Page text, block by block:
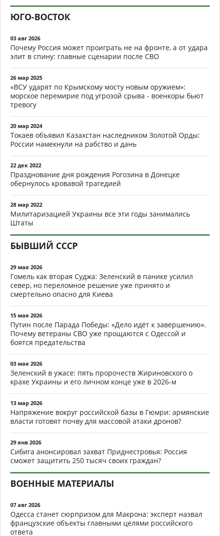
ЮГО-ВОСТОК
03 авг 2026
Почему Россия может проиграть не на фронте, а от удара
элит в спину: главные сценарии после СВО
26 мар 2025
«ВСУ ударят по Крымскому мосту новым оружием»:
морское перемирие под угрозой срыва - военкоры бьют
тревогу
20 мар 2024
Токаев объявил Казахстан наследником Золотой Орды:
России намекнули на рабство и дань
22 дек 2022
Празднование дня рождения Рогозина в Донецке
обернулось кровавой трагедией
28 мар 2022
Милитаризацией Украины все эти годы занимались
Штаты
БЫВШИЙ СССР
29 мая 2026
Гомель как вторая Суджа: Зеленский в панике усилил
север, но переломное решение уже принято и
смертельно опасно для Киева
15 мая 2026
Путин после Парада Победы: «Дело идёт к завершению».
Почему ветераны СВО уже прощаются с Одессой и
боятся предательства
03 мая 2026
Зеленский в ужасе: пять пророчеств Жириновского о
крахе Украины и его личном конце уже в 2026-м
13 мар 2026
Напряжение вокруг российской базы в Гюмри: армянские
власти готовят почву для массовой атаки дронов?
29 янв 2026
Сибига анонсировал захват Приднестровья: Россия
сможет защитить 250 тысяч своих граждан?
ВОЕННЫЕ МАТЕРИАЛЫ
07 авг 2026
Одесса станет сюрпризом для Макрона: эксперт назвал
французские объекты главными целями российского
ответа